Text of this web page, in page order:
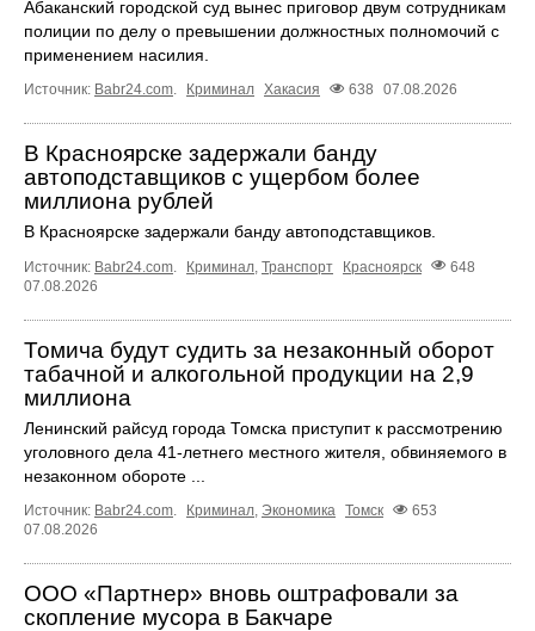
Абаканский городской суд вынес приговор двум сотрудникам
полиции по делу о превышении должностных полномочий с
применением насилия.
Источник: Babr24.com. Криминал Хакасия 638 07.08.2026
В Красноярске задержали банду
автоподставщиков с ущербом более
миллиона рублей
В Красноярске задержали банду автоподставщиков.
Источник: Babr24.com Криминал Транспорт Красноярск
648
07.08.2026
Томича будут судить за незаконный оборот
табачной и алкогольной продукции на 2,9
миллиона
Ленинский райсуд города Томска приступит к рассмотрению
уголовного дела 41-летнего местного жителя, обвиняемого в
незаконном обороте ...
Источник: Babr24.com Криминал Экономика Томск
653
07.08.2026
ООО «Партнер» вновь оштрафовали за
скопление мусора в Бакчаре